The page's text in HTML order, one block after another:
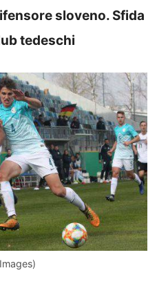
sloveno. Sfida
tedeschi